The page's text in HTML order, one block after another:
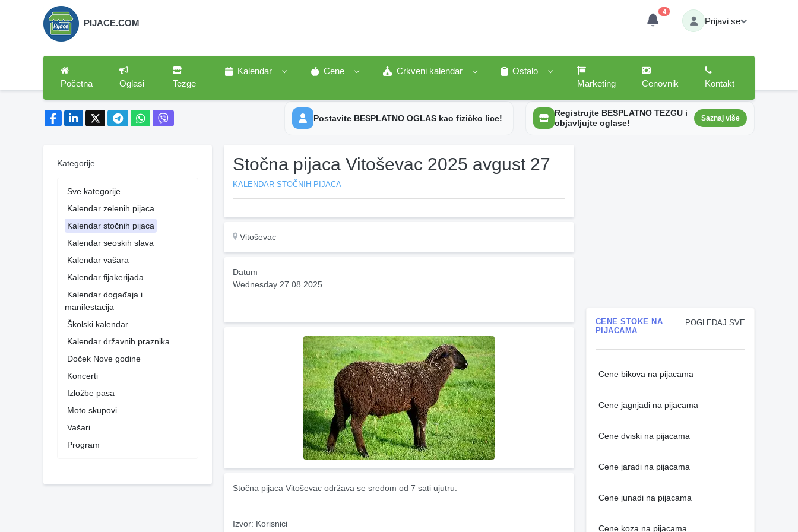
PIJACE.COM
4
Prijavi se
Početna Oglasi Tezge
Kalendar Cene Crkveni kalendar
Ostalo
Marketing
Cenovnik Kontakt
Postavite BESPLATNO OGLAS kao fizičko lice!
Registrujte BESPLATNO TEZGU i
objavljujte oglase!
Saznaj više
Kategorije
Sve kategorije
Kalendar zelenih pijaca
Kalendar stočnih pijaca
Kalendar seoskih slava
Kalendar vašara
Kalendar fijakerijada
Kalendar događaja i
manifestacija
Školski kalendar
Kalendar državnih praznika
Doček Nove godine
Koncerti
Izložbe pasa
Moto skupovi
Vašari
Program
Stočna pijaca Vitoševac 2025 avgust 27
KALENDAR STOČNIH PIJACA
Vitoševac
Datum
Wednesday 27.08.2025.
Stočna pijaca Vitoševac održava se sredom od 7 sati ujutru.
Izvor: Korisnici
POGLEDAJ SVE
CENE STOKE NA
PIJACAMA
Cene bikova na pijacama
Cene jagnjadi na pijacama
Cene dviski na pijacama
Cene jaradi na pijacama
Cene junadi na pijacama
Cene koza na pijacama